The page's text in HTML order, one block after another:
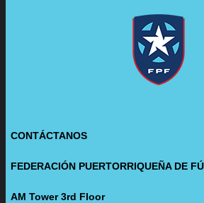
CONTÁCTANOS
FEDERACIÓN PUERTORRIQUEÑA DE
AM Tower 3rd Floor